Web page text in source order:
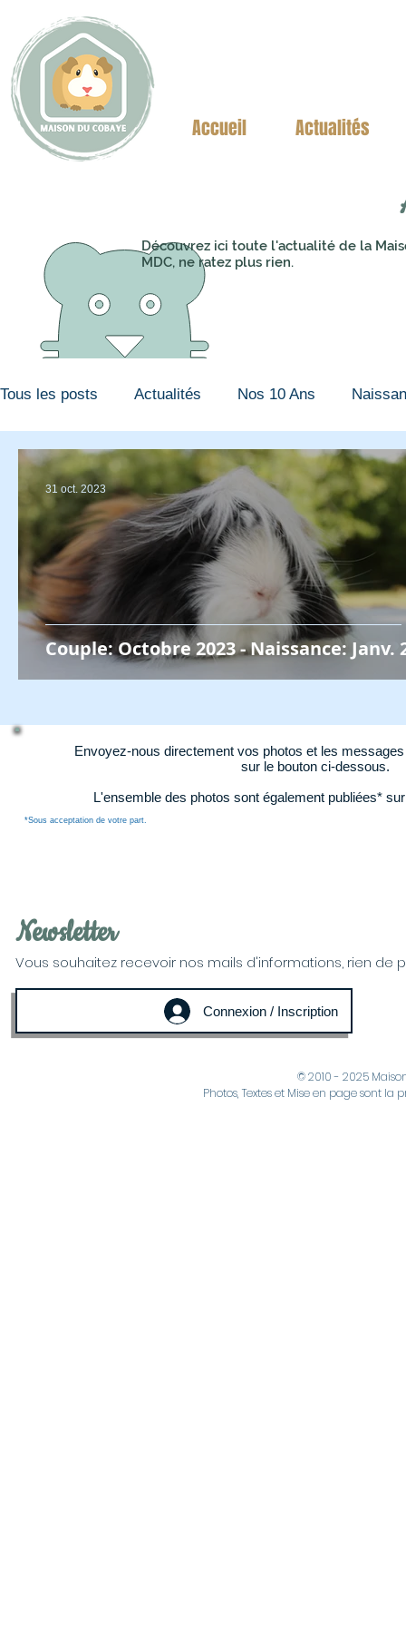
Accueil Actualités
Découvrez ici toute l'actualité de la
MDC, ne ratez plus rien.
Tous les posts Actualités Nos 10 Ans
Couple: Octobre 2023 - Naissance: Janv.
31 oct. 2023
Envoyez-nous directement vos photos et les
sur le bouton ci-dessous.
L'ensemble des photos sont également publiées*
*Sous acceptation de votre part.
Newsletter
Vous souhaitez recevoir nos mails d'informations, rien de
Connexion / Inscription
© 2010 - 2025
Photos, Textes et Mise en page sont